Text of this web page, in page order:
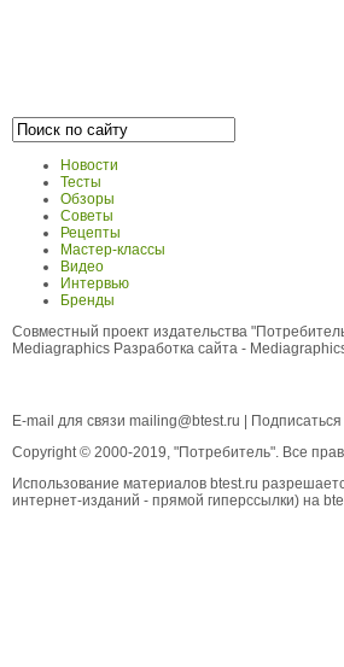
Новости
Тесты
Обзоры
Советы
Рецепты
Мастер-классы
Видео
Интервью
Бренды
Совместный проект издательства
Mediagraphics Разработка сайта -
E-mail для связи mailing@btest.ru
Copyright © 2000-2019, "Потребитель". Все
Использование материалов btest.ru
интернет-изданий - прямой гиперссылки) на